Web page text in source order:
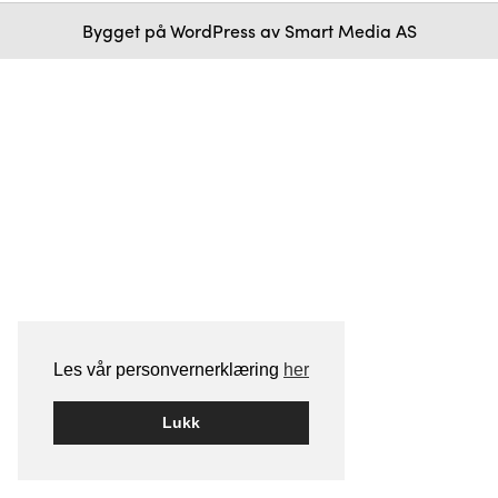
Les vår personvernerklæring her
Lukk
Bygget påWordPressav Smart Media AS